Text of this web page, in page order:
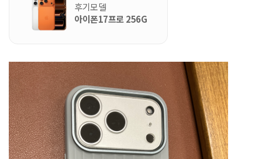
후기모델
아이폰17프로 256G